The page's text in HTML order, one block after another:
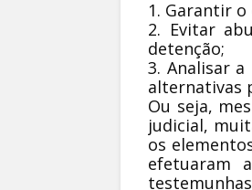
1. Garantir
2. Evitar
detenção;
3. Analisar
alternativas
Ou seja,
judicial,
os
efetuaram